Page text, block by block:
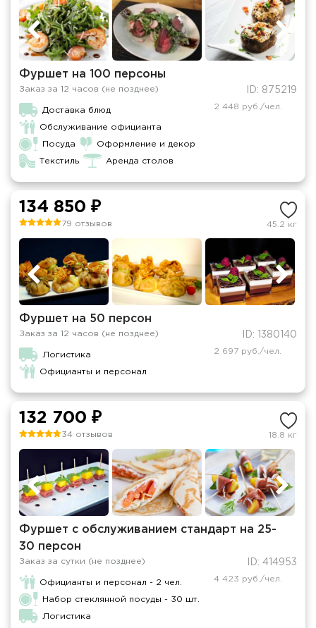
Фуршет на 100 персоны
Заказ за 12 часов (не позднее) ID: 875219
Доставка блюд
Обслуживание официанта
Посуда Оформление и декор
Текстиль Аренда столов
2 448 руб./чел.
134 850 ₽
79 отзывов 45.2 кг
Фуршет на 50 персон
Заказ за 12 часов (не позднее) ID: 1380140
Логистика
Официанты и персонал
2 697 руб./чел.
132 700 ₽
34 отзывов 18.8 кг
Фуршет с обслуживанием стандарт на 25-
30 персон
Заказ за сутки (не позднее) ID: 414953
Официанты и персонал - 2 чел.
Набор стеклянной посуды - 30 шт.
Логистика
4 423 руб./чел.